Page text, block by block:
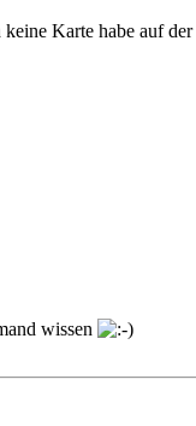
Karte habe auf
wissen